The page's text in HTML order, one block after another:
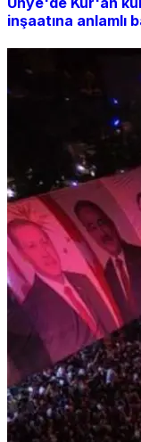
inşaatına anlamlı